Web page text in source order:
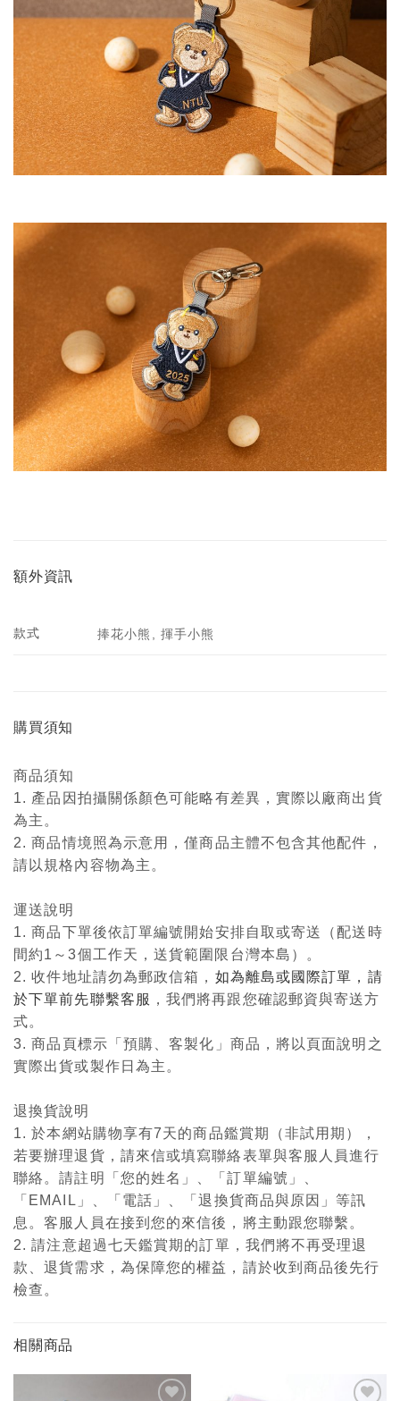
額外資訊
款式 捧花小熊, 揮手小熊
購買須知
商品須知
1. 產品因拍攝關係顏色可能略有差異，實際以廠商出貨
為主。
2. 商品情境照為示意用，僅商品主體不包含其他配件，
請以規格內容物為主。
運送說明
1. 商品下單後依訂單編號開始安排自取或寄送（配送時
間約1～3個工作天，送貨範圍限台灣本島）。
2. 收件地址請勿為郵政信箱， 如為離島或國際訂單，請
於下單前先聯繫客服 ，我們將再跟您確認郵資與寄送方
式。
3. 商品頁標示「預購、客製化」商品，將以頁面說明之
實際出貨或製作日為主。
退換貨說明
1. 於本網站購物享有7天的商品鑑賞期（非試用期），
若要辦理退貨，請來信或填寫聯絡表單與客服人員進行
聯絡。請註明「您的姓名」、「訂單編號」、
「EMAIL」、「電話」、「退換貨商品與原因」等訊
息。客服人員在接到您的來信後，將主動跟您聯繫。
2. 請注意超過七天鑑賞期的訂單，我們將不再受理退
款、退貨需求，為保障您的權益，請於收到商品後先行
檢查。
相關商品